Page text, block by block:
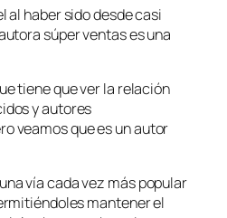
al haber sido desde casi
súper ventas es una
tiene que ver la relación
y autores
veamos que es un autor
vía cada vez más popular
mantener el